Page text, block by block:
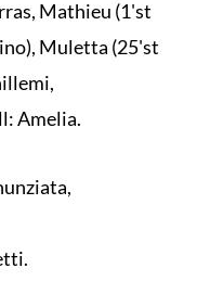
Mathieu (1'st
Muletta (25'st
Amelia.